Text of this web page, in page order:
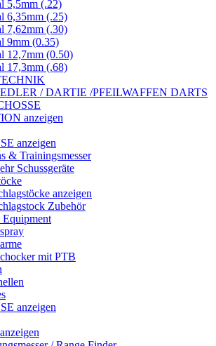
5,5mm (.22)
6,35mm (.25)
7,62mm (.30)
9mm (0.35)
12,7mm (0.50)
17,3mm (.68)
/ DARTIE /PFEILWAFFEN DARTS
anzeigen
anzeigen
& Trainingsmesser
Schussgeräte
anzeigen
Zubehör
Equipment
mit PTB
anzeigen